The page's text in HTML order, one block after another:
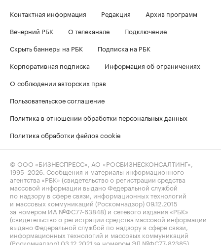
Контактная информация Редакция
Архив программ
Вечерний РБК
О телеканале
Подключение
Скрыть баннеры на РБК
Подписка на РБК
Корпоративная подписка
Информация об ограничениях
О соблюдении авторских прав
Пользовательское соглашение
Политика в отношении обработки персональных данных
Политика обработки файлов cookie
© ООО «БИЗНЕСПРЕСС», АО «РОСБИЗНЕСКОНСАЛТИНГ»,
1995–2026 . Сообщения и материалы информационного
агентства «РБК» (свидетельство о регистрации средства
массовой информации выдано Федеральной службой
по надзору в сфере связи, информационных технологий
и массовых коммуникаций (Роскомнадзор) 09.12.2015
за номером ИА №ФС77-63848) и сетевого издания «РБК»
(свидетельство о регистрации средства массовой информации
выдано Федеральной службой по надзору в сфере связи,
информационных технологий и массовых коммуникаций
(Роскомнадзор) 03.12.2021 за номером ЭЛ №ФС77-82385)